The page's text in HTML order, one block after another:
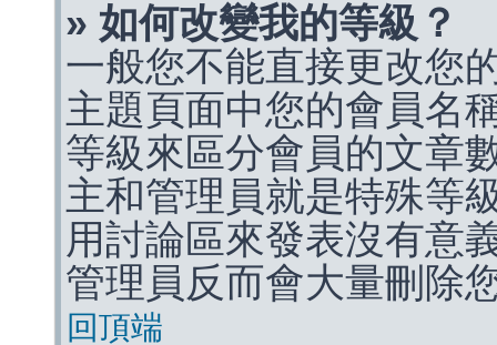
» 如何改變我的等級？
一般您不能直接更改您
主題頁面中您的會員名
等級來區分會員的文章
主和管理員就是特殊等
用討論區來發表沒有意
管理員反而會大量刪除
回頂端